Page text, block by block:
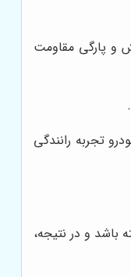
و پارگی مقاومت
تجربه رانندگی
و در نتیجه،